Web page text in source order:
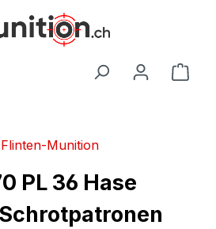
Flinten-Munition
PL 36 Hase